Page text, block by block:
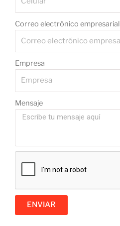
Correo electrónico empresarial
Empresa
Mensaje
ENVIAR